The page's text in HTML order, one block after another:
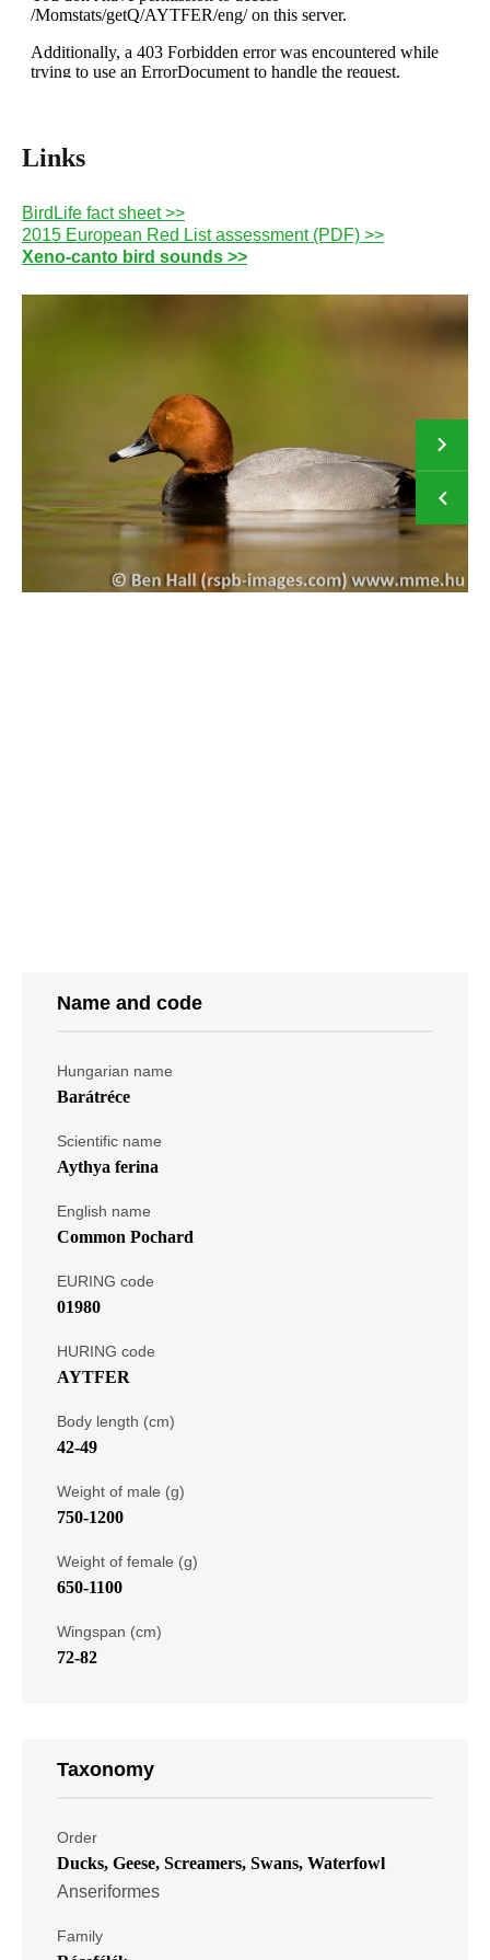
Links
BirdLife fact sheet >>
2015 European Red List assessment (PDF) >>
Xeno-canto bird sounds >>
Name and code
Hungarian name
Barátréce
Scientific name
Aythya ferina
English name
Common Pochard
EURING code
01980
HURING code
AYTFER
Body length (cm)
42-49
Weight of male (g)
750-1200
Weight of female (g)
650-1100
Wingspan (cm)
72-82
Taxonomy
Order
Ducks, Geese, Screamers, Swans, Waterfowl
Anseriformes
Family